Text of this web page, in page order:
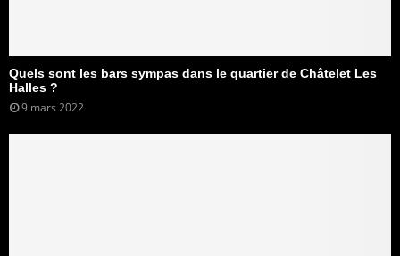
Quels sont les bars sympas dans le quartier de Châtelet Les
Halles ?
9 mars 2022